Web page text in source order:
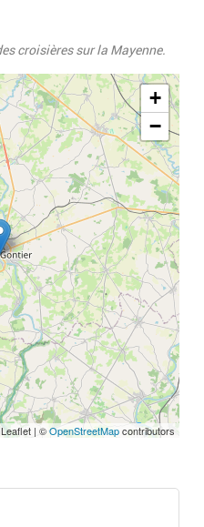
croisières sur la Mayenne.
+
−
Leaflet | ©OpenStreetMapcontributors